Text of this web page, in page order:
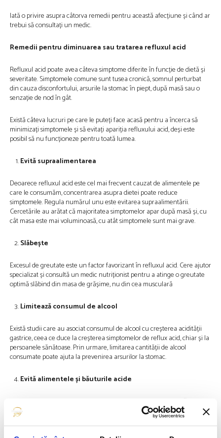
Iată o privire asupra câtorva remedii pentru această afecțiune și când ar
trebui să consultați un medic.
Remedii pentru diminuarea sau tratarea refluxul acid
Refluxul acid poate avea câteva simptome diferite în funcție de dietă și
severitate. Simptomele comune sunt tusea cronică, somnul perturbat
din cauza disconfortului, arsurile la stomac în piept, după masă sau o
senzație de nod în gât.
Există câteva lucruri pe care le puteți face acasă pentru a încerca să
minimizați simptomele și să evitați apariția refluxului acid, deși este
posibil să nu funcționeze pentru toată lumea.
Evită supraalimentarea
Deoarece refluxul acid este cel mai frecvent cauzat de alimentele pe
care le consumăm, concentrarea asupra dietei poate reduce
simptomele. Regula numărul unu este evitarea supraalimentării.
Cercetările au arătat că majoritatea simptomelor apar după masă și, cu
cât masa este mai voluminoasă, cu atât simptomele sunt mai grave.
Slăbește
Excesul de greutate este un factor favorizant în refluxul acid. Cere ajutor
specializat și consultă un medic nutriționist pentru a atinge o greutate
optimă slăbind din masa de grășime, nu din cea musculară
Limitează consumul de alcool
Există studii care au asociat consumul de alcool cu ​​creșterea acidității
gastrice, ceea ce duce la creșterea simptomelor de reflux acid, chiar și la
persoanele sănătoase. Prin urmare, limitarea cantității de alcool
consumate poate ajuta la prevenirea arsurilor la stomac.
Evită alimentele și băuturile acide
Alimentele acide care pot agrava arsurile la stomac includ următoarele:
sucul de citrice, sosul de roșii, mâncarea prăjită, ciocolata, cafeaua,
băuturile carbogazoase, usturoiul și ceapa